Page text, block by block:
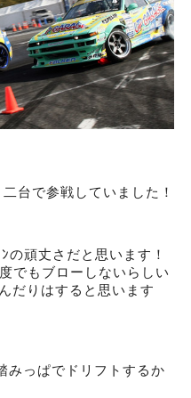
台で参戦していました！
頑丈さだと思います！
でもブローしないらしい
だりはすると思います
みっぱでドリフトするか